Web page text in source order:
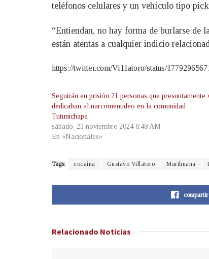
teléfonos celulares y un vehículo tipo
“Entiendan, no hay forma de burlarse de
están atentas a cualquier indicio
https://twitter.com/Vi11atoro/status/
Seguirán en prisión 21 personas que presuntamente
dedicaban al narcomenudeo en la comunidad
Tutunichapa
sábado, 23 noviembre 2024 8:49 AM
En «Nacionales»
Tags: cocaína Gustavo Villatoro Marihuana
compartir
Relacionado Noticias